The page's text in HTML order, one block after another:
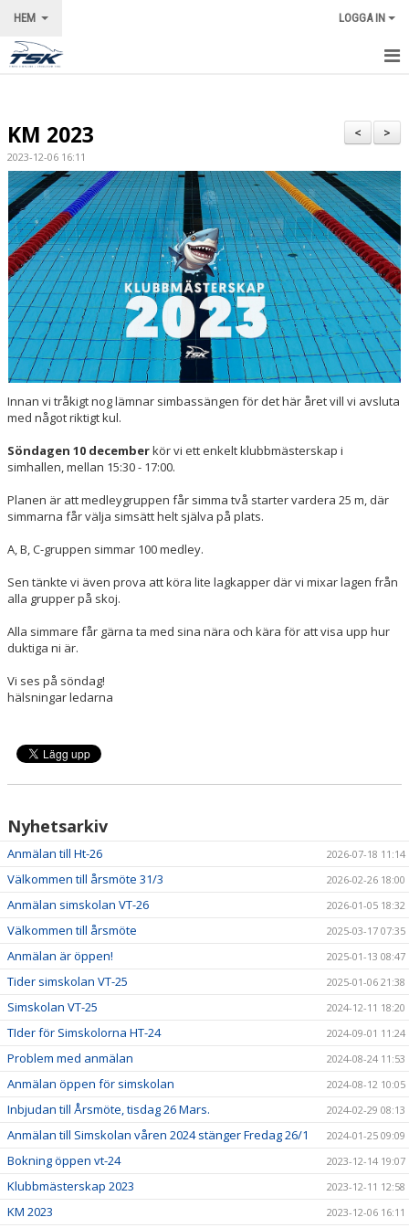
HEM LOGGA IN
NYHETER
VÅRA LEDARE
KALENDER
OM KLUBBEN
KONTAKT
>
<
KM 2023
2023-12-06 16:11
Innan vi tråkigt nog lämnar simbassängen för det här året vill vi avsluta
med något riktigt kul.
Söndagen 10 decemberkör vi ett enkelt klubbmästerskap i
simhallen, mellan 15:30 - 17:00.
Planen är att medleygruppen får simma två starter vardera 25 m, där
simmarna får välja simsätt helt själva på plats.
A, B, C-gruppen simmar 100 medley.
Sen tänkte vi även prova att köra lite lagkapper där vi mixar lagen från
alla grupper på skoj.
Alla simmare får gärna ta med sina nära och kära för att visa upp hur
duktiga ni är.
Vi ses på söndag!
hälsningar ledarna
Nyhetsarkiv
Anmälan till Ht-26 2026-07-18 11:14
Välkommen till årsmöte 31/3 2026-02-26 18:00
Anmälan simskolan VT-26 2026-01-05 18:32
Välkommen till årsmöte 2025-03-17 07:35
Anmälan är öppen! 2025-01-13 08:47
Tider simskolan VT-25 2025-01-06 21:38
Simskolan VT-25 2024-12-11 18:20
TIder för Simskolorna HT-24 2024-09-01 11:24
Problem med anmälan 2024-08-24 11:53
Anmälan öppen för simskolan 2024-08-12 10:05
Inbjudan till Årsmöte, tisdag 26 Mars. 2024-02-29 08:13
Anmälan till Simskolan våren 2024 stänger Fredag 26/1 2024-01-25 09:09
Bokning öppen vt-24 2023-12-14 19:07
Klubbmästerskap 2023 2023-12-11 12:58
KM 2023 2023-12-06 16:11